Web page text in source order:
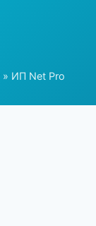
» ИП Net Pro